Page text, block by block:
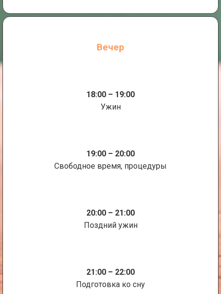
Вечер
18:00 – 19:00
Ужин
19:00 – 20:00
Свободное время, процедуры
20:00 – 21:00
Поздний ужин
21:00 – 22:00
Подготовка ко сну